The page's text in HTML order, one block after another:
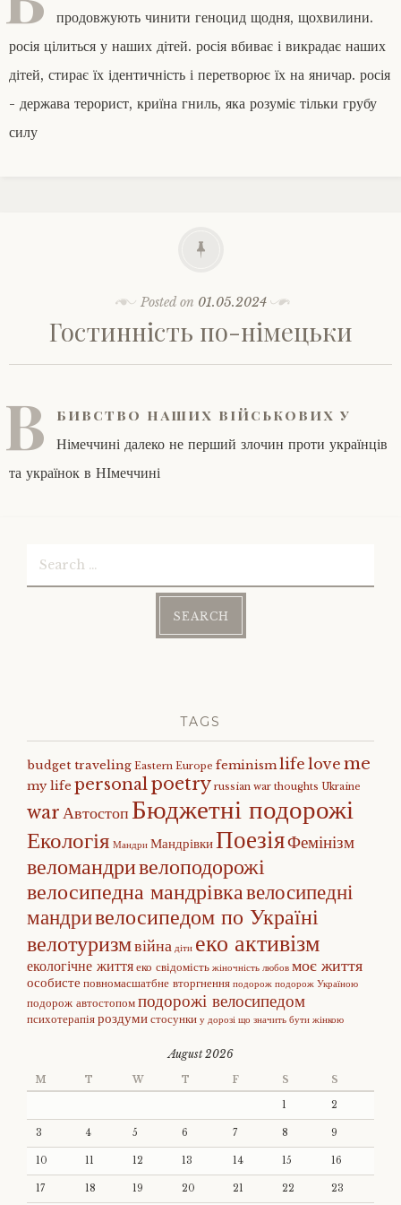
продовжують чинити геноцид щодня, щохвилини.
росія цілиться у наших дітей. росія вбиває і викрадає наших
дітей, стирає їх ідентичність і перетворює їх на яничар. росія
- держава терорист, криїна гниль, яка розуміє тільки грубу
силу
Posted on 01.05.2024
Гостинність по-німецьки
В бивство наших військових у
Німеччині далеко не перший злочин проти українців
та українок в НІмеччині
TAGS
budget traveling Eastern Europe feminismlife love me
my life personalpoetry russian war thoughts Ukraine
warАвтостопБюджетні подорожі
Екологія Мандри МандрівкиПоезіяФемінізм
веломандривелоподорожі
велосипедна мандрівкавелосипедні
мандривелосипедом по Україні
велотуризмвійна діти еко активізм
екологічне життяеко свідомість жіночність любов моє життя
особисте повномасшатбне вторгнення подорож подорож Україною
подорож автостопомподорожі велосипедом
психотерапіяроздумистосунки у дорозі що значить бути жінкою
August 2026
M T W T F S S
1 2
3 4 5 6 7 8 9
10 11 12 13 14 15 16
17 18 19 20 21 22 23